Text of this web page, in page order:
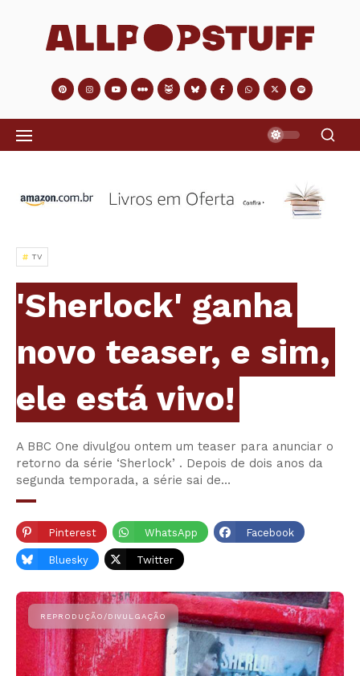
TV
'Sherlock' ganha
novo teaser, e sim,
ele está vivo!
A BBC One divulgou ontem um teaser para anunciar o
retorno da série ‘Sherlock’ . Depois de dois anos da
segunda temporada, a série sai de…
Pinterest WhatsApp Facebook
Bluesky Twitter